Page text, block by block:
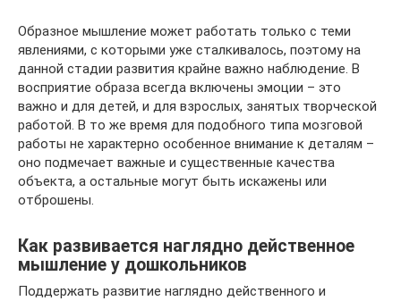
Образное мышление может работать только с теми
явлениями, с которыми уже сталкивалось, поэтому на
данной стадии развития крайне важно наблюдение. В
восприятие образа всегда включены эмоции – это
важно и для детей, и для взрослых, занятых творческой
работой. В то же время для подобного типа мозговой
работы не характерно особенное внимание к деталям –
оно подмечает важные и существенные качества
объекта, а остальные могут быть искажены или
отброшены.
Как развивается наглядно действенное
мышление у дошкольников
Поддержать развитие наглядно действенного и